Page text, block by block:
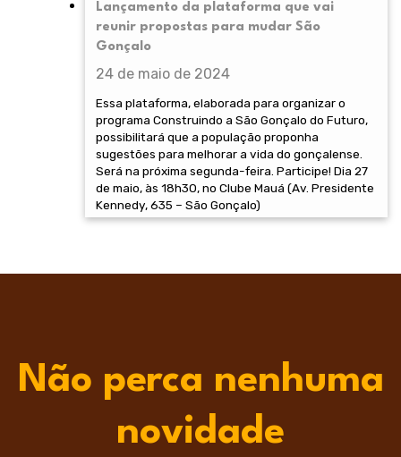
Lançamento da plataforma que vai
reunir propostas para mudar São
Gonçalo
24 de maio de 2024
Essa plataforma, elaborada para organizar o
programa Construindo a São Gonçalo do Futuro,
possibilitará que a população proponha
sugestões para melhorar a vida do gonçalense.
Será na próxima segunda-feira. Participe! Dia 27
de maio, às 18h30, no Clube Mauá (Av. Presidente
Kennedy, 635 – São Gonçalo)
Não perca nenhuma
novidade